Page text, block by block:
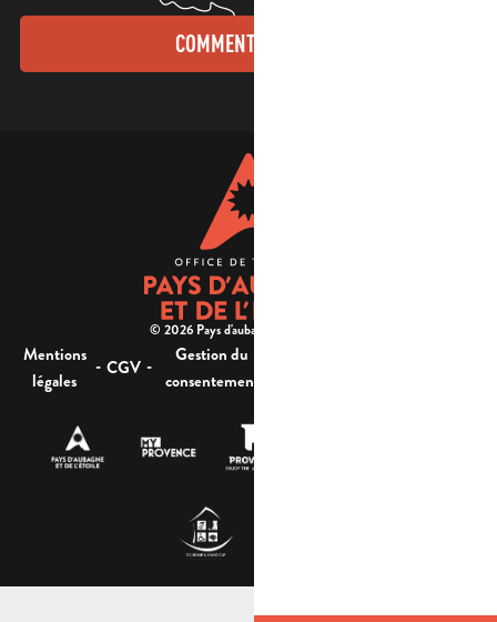
COMMENT VENIR ?
© 2026 Pays d'aubagne et de l'étoile -
Mentions
légales
- CGV -
Gestion du
consentement